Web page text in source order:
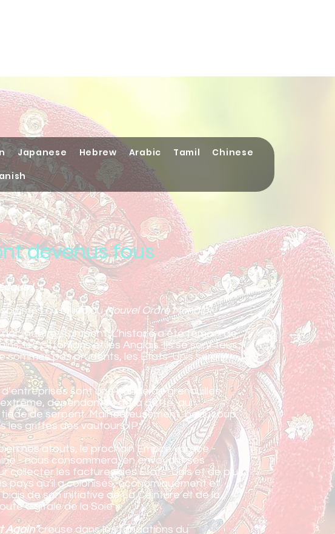
Japanese Hebrew Arabic Tamil
Chinese
devenus fous
!
sommes au milieu duNouvel Ordre Mondial !
et tombent. L’histoire a été témoin de
les Ottomans et les Anglais. Ils se sont tous
sommes pas prudents, les États-Unis seront
sont une bande de grenouilles
dépendantes de la dette, qui
tiède de serpent. Malheureusement, beaucoup
les griffes des vautours IP.
nos atouts, le prochain Empire vorace -
- nous consommera, en envoyant ses
collecter les factures des États-Unis et de plus
pays qu’il a colonisés, économiquement et
de son initiative de La Ceinture et de la
digitale de la Soie ».
Again”creuse dans les fondations du